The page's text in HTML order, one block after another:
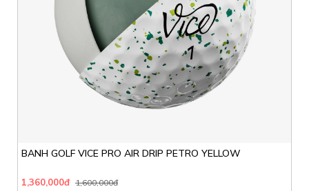
BANH GOLF VICE PRO AIR DRIP PETRO YELLOW
1,360,000đ 1,600,000đ